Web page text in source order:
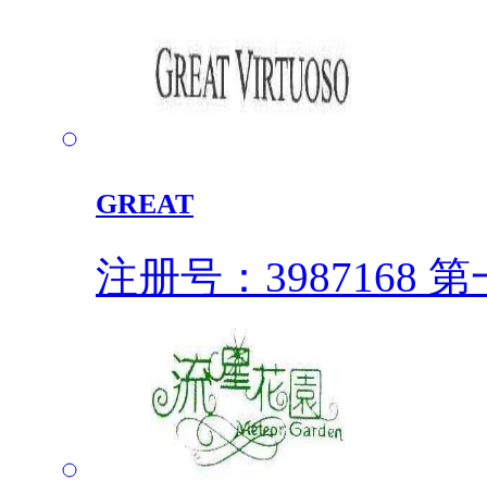
GREAT
注册号：3987168 第